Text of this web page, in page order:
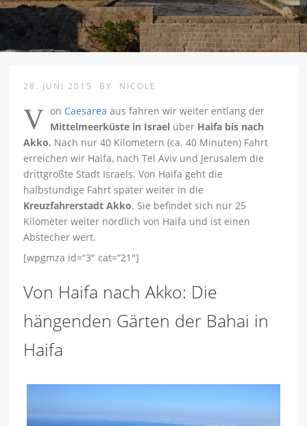
28. JUNI 2015 BY NICOLE
V on Caesarea aus fahren wir weiter entlang der
Mittelmeerküste in Israelüber Haifa bis nach
Akko. Nach nur 40 Kilometern (ca. 40 Minuten) Fahrt
erreichen wir Haifa, nach Tel Aviv und Jerusalem die
drittgrößte Stadt Israels. Von Haifa geht die
halbstündige Fahrt später weiter in die
Kreuzfahrerstadt Akko. Sie befindet sich nur 25
Kilometer weiter nördlich von Haifa und ist einen
Abstecher wert.
[wpgmza id=“3″ cat=“21″]
Von Haifa nach Akko: Die
hängenden Gärten der Bahai in
Haifa